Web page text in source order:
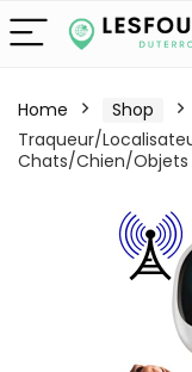
Home Shop
Traqueur/
Chats/Chien/Objets